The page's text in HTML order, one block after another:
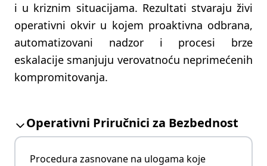
i u kriznim situacijama. Rezultati stvaraju živi
operativni okvir u kojem proaktivna odbrana,
automatizovani nadzor i procesi brze
eskalacije smanjuju verovatnoću neprimećenih
kompromitovanja.
Operativni Priručnici za Bezbednost
Procedura zasnovane na ulogama koje